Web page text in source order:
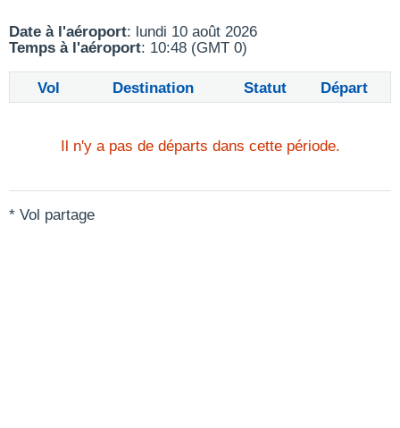
Date à l'aéroport: lundi 10 août 2026
Temps à l'aéroport: 10:48 (GMT 0)
Vol Destination Statut Départ
Il n'y a pas de départs dans cette période.
* Vol partage